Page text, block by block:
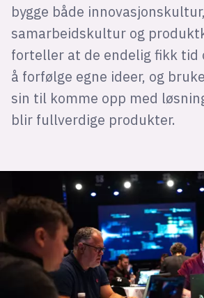
bygge både innovasjonskultur,
samarbeidskultur og
forteller at de endelig fikk tid
å forfølge egne ideer, og
sin til komme opp med
blir fullverdige produkter.